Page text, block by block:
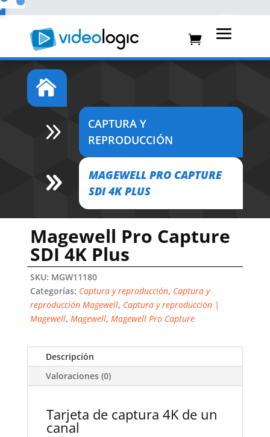

9
CAPTURA Y
REPRODUCCIÓN
9
MAGEWELL PRO CAPTURE
SDI 4K PLUS
Magewell Pro Capture
SDI 4K Plus
SKU: MGW11180
Categorías: Captura y reproducción, Captura y
reproducción Magewell, Captura y reproducción |
Magewell, Magewell, Magewell Pro Capture
Descripción
Valoraciones (0)
Tarjeta de captura 4K de un
canal